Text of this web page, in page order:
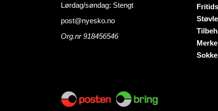
velges
produktsiden
velges
på
Lørdag/søndag: Stengt
post@nyesko.no
Org.nr 918456546